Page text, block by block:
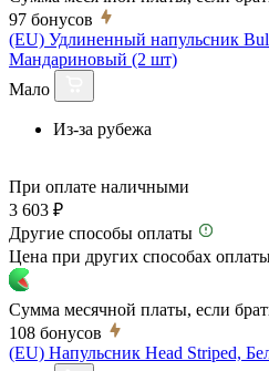
97 бонусов
(EU) Удлиненный напульсник
Мандариновый (2 шт)
Мало
Из-за рубежа
При оплате наличными
3 603 ₽
Другие способы оплаты
Цена при других способах
Сумма месячной платы, если
108 бонусов
(EU) Напульсник Head Striped,